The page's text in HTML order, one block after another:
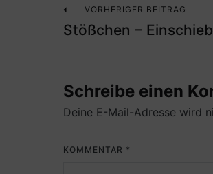
VORHERIGER BEITRAG
Stößchen –
Schreibe einen
Deine E-Mail-Adresse wird
KOMMENTAR *